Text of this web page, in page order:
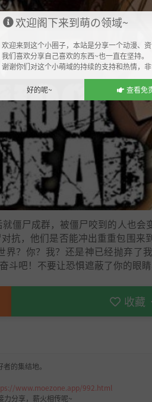
僵尸成群，被僵尸咬到的人也会
抗，他们是否能冲出重重包围来
？你？我？还是神已经抛弃了
吧！不要让恐惧遮蔽了你的眼睛
收藏
的集结地。
www.moezone.app/992.html
力分享，薪火相传呢~
欢迎阁下来到萌の领域~
欢迎来到这个小圈子，本站是分享一个动漫、资
我们喜欢分享自己喜欢的东西~也一直在坚持。
谢谢你们对这个小萌域的持续的支持和热情，非
好的呢~ 查看免